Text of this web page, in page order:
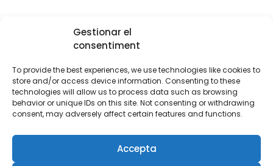
Gestionar el
consentiment
To provide the best experiences, we use technologies like cookies to
store and/or access device information. Consenting to these
technologies will allow us to process data such as browsing
behavior or unique IDs on this site. Not consenting or withdrawing
consent, may adversely affect certain features and functions.
Accepta